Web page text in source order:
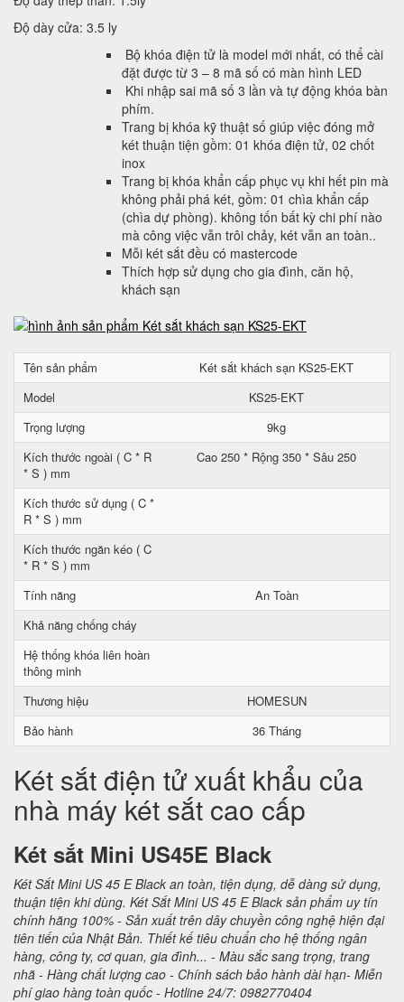
Độ dày cửa: 3.5 ly
Bộ khóa điện tử là model mới nhất, có thể cài
đặt được từ 3 – 8 mã số có màn hình LED
Khi nhập sai mã số 3 lần và tự động khóa bàn
phím.
Trang bị khóa kỹ thuật số giúp việc đóng mở
két thuận tiện gồm: 01 khóa điện tử, 02 chốt
inox
Trang bị khóa khẩn cấp phục vụ khi hết pin mà
không phải phá két, gồm: 01 chìa khẩn cấp
(chìa dự phòng). không tốn bất kỳ chi phí nào
mà công việc vẫn trôi chảy, két vẫn an toàn..
Mỗi két sắt đều có mastercode
Thích hợp sử dụng cho gia đình, căn hộ,
khách sạn
Tên sản phẩm
Két sắt khách sạn KS25-EKT
Model
KS25-EKT
Trọng lượng
9kg
Kích thước ngoài ( C * R
* S ) mm
Cao 250 * Rộng 350 * Sâu 250
Kích thước sử dụng ( C *
R * S ) mm
Kích thước ngăn kéo ( C
* R * S ) mm
Tính năng
An Toàn
Khả năng chống cháy
Hệ thống khóa liên hoàn
thông minh
Thương hiệu
HOMESUN
Bảo hành
36 Tháng
Két sắt điện tử xuất khẩu của
nhà máy két sắt cao cấp
Két sắt Mini US45E Black
Két Sắt Mini US 45 E Black an toàn, tiện dụng, dễ dàng sử dụng,
thuận tiện khi dùng. Két Sắt Mini US 45 E Black sản phẩm uy tín
chính hãng 100% - Sản xuất trên dây chuyền công nghệ hiện đại
tiên tiến của Nhật Bản. Thiết kế tiêu chuẩn cho hệ thống ngân
hàng, công ty, cơ quan, gia đình... - Màu sắc sang trọng, trang
nhã - Hàng chất lượng cao - Chính sách bảo hành dài hạn- Miễn
phí giao hàng toàn quốc - Hotline 24/7: 0982770404